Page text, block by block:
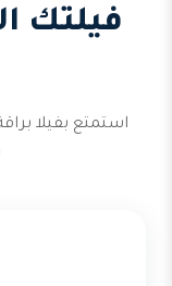
فيلتك
استمتع بفيلا